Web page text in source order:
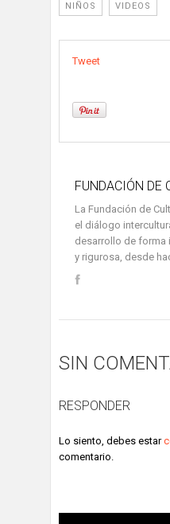
NIÑOS VIDEOS
Tweet
FUNDACIÓN DE
La Fundación de
el diálogo
desarrollo de forma
y rigurosa, desde
SIN
RESPONDER
Lo siento, debes estar
comentario.